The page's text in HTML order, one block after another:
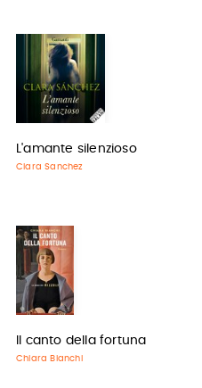
L'amante silenzioso
Clara Sanchez
Il canto della fortuna
Chiara Bianchi